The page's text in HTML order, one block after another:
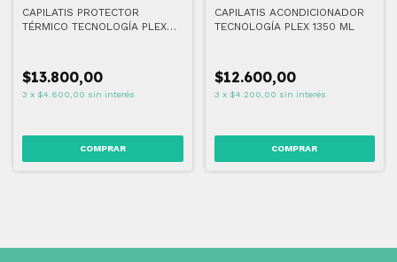
CAPILATIS PROTECTOR
TÉRMICO TECNOLOGÍA PLEX
$13.800,00
3 x $4.600,00 sin interés
CAPILATIS ACONDICIONADOR
TECNOLOGÍA PLEX 1350 ML
$12.600,00
3 x $4.200,00 sin interés